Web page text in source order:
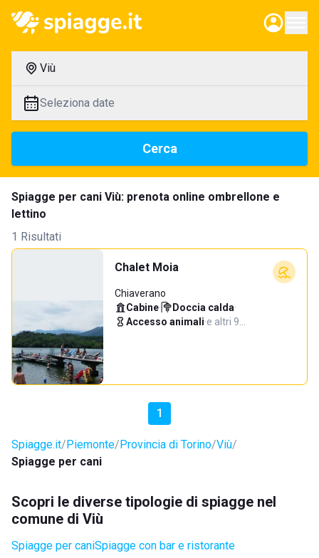
Viù
Seleziona date
Cerca
Spiagge per cani Viù: prenota online ombrellone e
lettino
1 Risultati
Chalet Moia
Chiaverano
Cabine· Doccia calda·
Accesso animali·e altri 9…
1
Spiagge.it Piemonte Provincia di Torino Viù
Spiagge per cani
Scopri le diverse tipologie di spiagge nel
comune di Viù
Spiagge per caniSpiagge con bar e ristorante